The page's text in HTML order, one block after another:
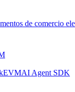
de comercio
AI Agent SDK